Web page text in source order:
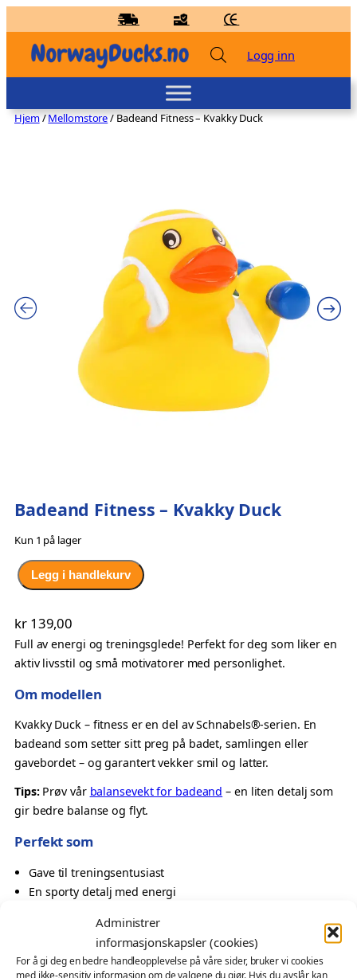
Administrer
informasjonskapsler (cookies)
For å gi deg en bedre handleopplevelse på våre sider, bruker vi cookies
med ikke-sensitiv informasjon om de valgene du gjør. Hvis du avslår kan
83,00
til
innhold
Logg inn
Hjem/Mellomstore/ Badeand Fitness – Kvakky Duck
Badeand Fitness – Kvakky Duck
Kun 1 på lager
B
a
e
a
n
F
i
t
n
s
s
–
v
a
D
Legg i handlekurv
kr139,00
Full av energi og treningsglede! Perfekt for deg som liker en
aktiv livsstil og små motivatorer med personlighet.
Om modellen
Kvakky Duck – fitness er en del av Schnabels®-serien. En
badeand som setter sitt preg på badet, samlingen eller
gavebordet – og garantert vekker smil og latter.
Tips:Prøv vår balansevekt for badeand – en liten detalj som
gir bedre balanse og flyt.
Perfekt som
Gave til treningsentusiast
En sporty detalj med energi
Samlerobjekt med treningspreg
Også velegnet som